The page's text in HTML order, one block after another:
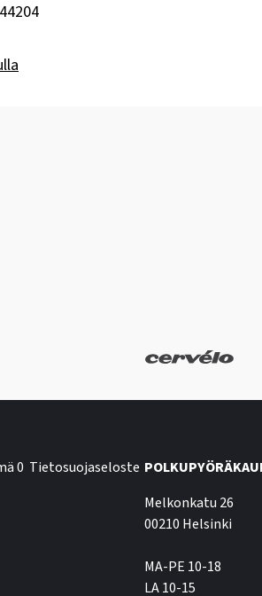
0 Tietosuojaseloste
Melkonkatu 26
00210 Helsinki
MA-PE 10-18
LA 10-15